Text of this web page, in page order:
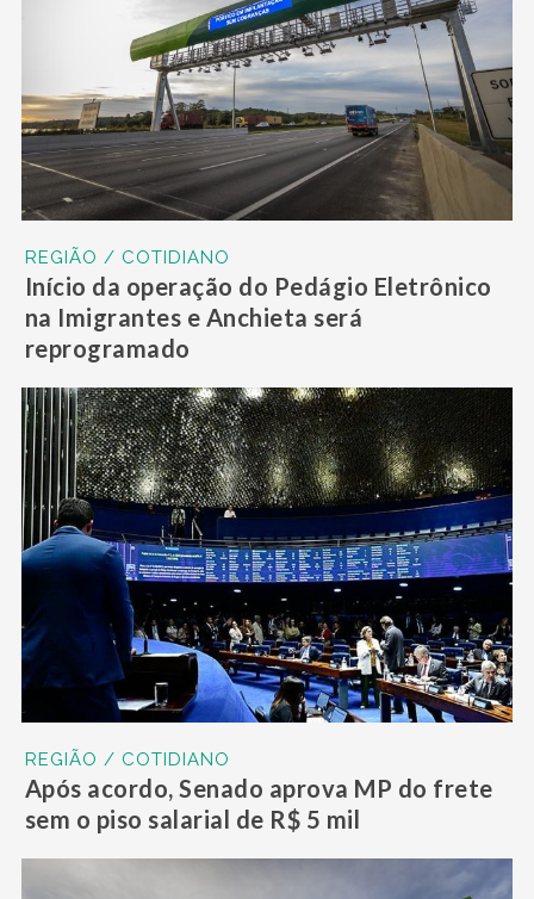
REGIÃO / COTIDIANO
Início da operação do Pedágio Eletrônico
na Imigrantes e Anchieta será
reprogramado
REGIÃO / COTIDIANO
Após acordo, Senado aprova MP do frete
sem o piso salarial de R$ 5 mil